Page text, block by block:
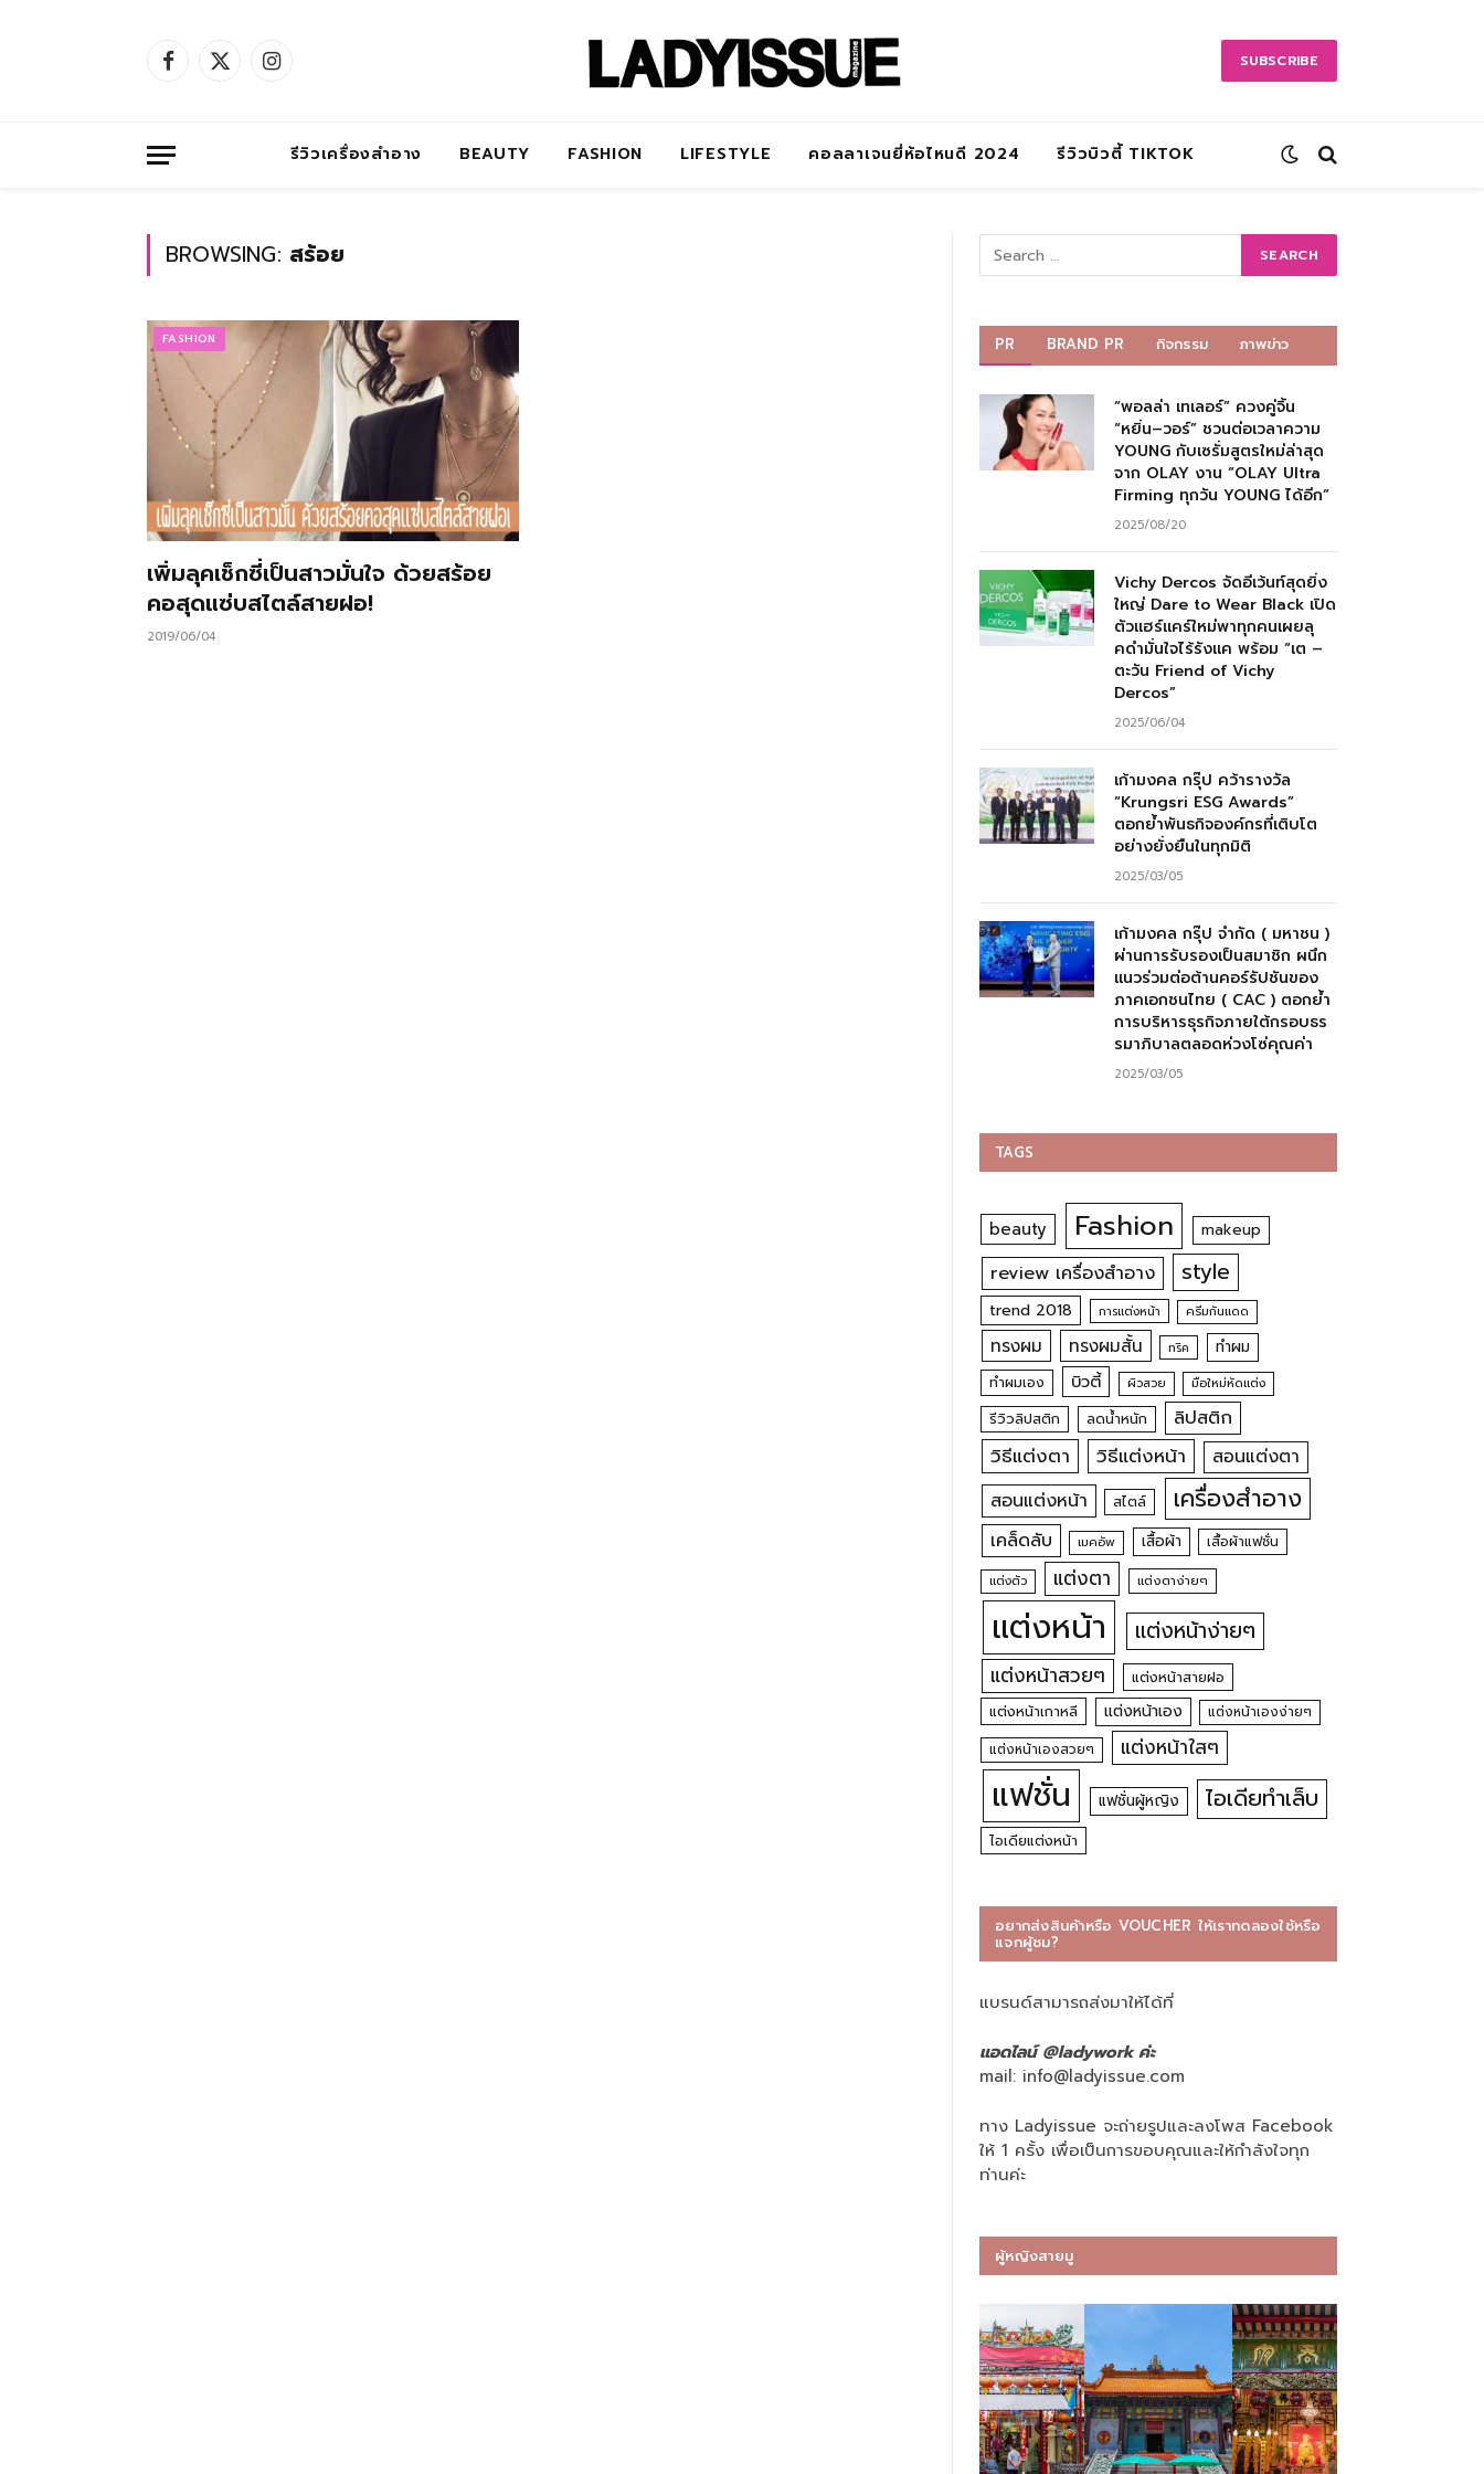
Facebook
X
Instagram SUBSCRIBE
รีวิวเครื่องสำอาง BEAUTY FASHION LIFESTYLE คอลลาเจนยี่ห้อไหนดี 2024 รีวิวบิวตี้ TIKTOK
BROWSING: สร้อย
FASHION
เพิ่มลุคเช็กซี่เป็นสาวมั่นใจ ด้วยสร้อย
คอสุดแซ่บสไตล์สายฝอ!
2019/06/04
PR BRAND PR กิจกรรม ภาพข่าว
“พอลล่า เทเลอร์” ควงคู่จิ้น
“หยิ่น–วอร์” ชวนต่อเวลาความ
YOUNG กับเซรั่มสูตรใหม่ล่าสุด
จาก OLAY งาน “OLAY Ultra
Firming ทุกวัน YOUNG ได้อีก”
2025/08/20
Vichy Dercos จัดอีเว้นท์สุดยิ่ง
ใหญ่ Dare to Wear Black เปิด
ตัวแฮร์แคร์ใหม่พาทุกคนเผยลุ
คดำมั่นใจไร้รังแค พร้อม “เต –
ตะวัน Friend of Vichy
Dercos”
2025/06/04
เก้ามงคล กรุ๊ป คว้ารางวัล
“Krungsri ESG Awards”
ตอกย้ำพันธกิจองค์กรที่เติบโต
อย่างยั่งยืนในทุกมิติ
2025/03/05
เก้ามงคล กรุ๊ป จำกัด ( มหาชน )
ผ่านการรับรองเป็นสมาชิก ผนึก
แนวร่วมต่อต้านคอร์รัปชันของ
ภาคเอกชนไทย ( CAC ) ตอกย้ำ
การบริหารธุรกิจภายใต้กรอบธร
รมาภิบาลตลอดห่วงโซ่คุณค่า
2025/03/05
TAGS
beauty Fashion makeup
review เครื่องสำอาง style
trend 2018 การแต่งหน้า ครีมกันแดด
ทรงผม ทรงผมสั้น ทริค ทำผม
ทำผมเอง บิวตี้ ผิวสวย มือใหม่หัดแต่ง
รีวิวลิปสติก ลดน้ำหนัก ลิปสติก
วิธีแต่งตา วิธีแต่งหน้า สอนแต่งตา
สอนแต่งหน้า สไตล์ เครื่องสำอาง
เคล็ดลับ เมคอัพ เสื้อผ้า เสื้อผ้าแฟชั่น
แต่งตัว แต่งตา แต่งตาง่ายๆ
แต่งหน้า แต่งหน้าง่ายๆ
แต่งหน้าสวยๆ
แต่งหน้าสายฝอ
แต่งหน้าเกาหลี
แต่งหน้าเอง
แต่งหน้าเองง่ายๆ
แต่งหน้าเองสวยๆ
แต่งหน้าใสๆ
แฟชั่น แฟชั่นผู้หญิง ไอเดียทำเล็บ
ไอเดียแต่งหน้า
อยากส่งสินค้าหรือ VOUCHER ให้เราทดลองใช้หรือ
แจกผู้ชม?
แบรนด์สามารถส่งมาให้ได้ที่
แอดไลน์ @ladywork ค่ะ
mail: info@ladyissue.com
ทาง Ladyissue จะถ่ายรูปและลงโพส Facebook
ให้ 1 ครั้ง เพื่อเป็นการขอบคุณและให้กำลังใจทุก
ท่านค่ะ
ผู้หญิงสายมู